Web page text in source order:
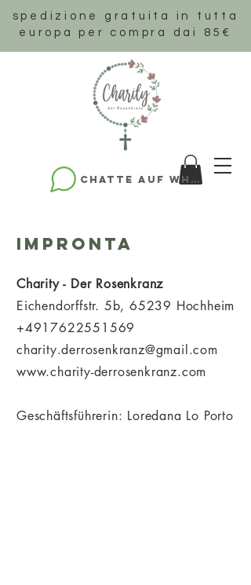
spedizione gratuita in tutta
europa per compra dai 85€
Chatte auf WhatsApp
impronta
Charity - Der Rosenkranz
Eichendorffstr. 5b, 65239 Hochheim
+4917622551569
charity.derrosenkranz@gmail.com
www.charity-derrosenkranz.com
Geschäftsführerin: Loredana Lo Porto